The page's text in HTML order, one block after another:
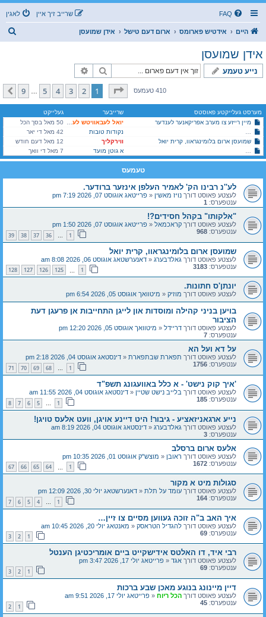
FAQ לאגין שרייב זיך איין
היים אידטיש פארומס ארום דעם טישל אידן שמועסן
אידן שמועסן
נייע טעמע זוך
410 טעמעס בלאט פון9
1
2
3
4
5
9
קומענדיגע
מערסט געלייקטע פאוסטס שרייבער
געלייקט
מיין רייזע צו מערב אפריקאנער לענדער
יואל לעבאוויטש לעיקוואד
50 מאל בסך הכל
לא עת לחשות! עס איז צייט צו לאזן הערן צעקת כלל ישראל!נקודות טובות
42 מאל די יאר
שמועסן ארום בלומינגראוו, קרית יואל
ווירקליך
12 מאל דעם חודש
בויען בניני קהילה ומוסדות און לייגן התחייבות אן פרעגן דעת הציבור
א גוטן מועד 7 מאל די וואך
טעמעס
לע''נ רבינו הק' לאמיר העלפן אינזער ברודער.
לעצטע פאוסט דורך נויז מאשין « פרייטאג אוגוסט 07, 2026 7:19 pm
ענטפערס: 1
"אלקותו" בקהל חסידים?!
לעצטע פאוסט דורך קראכמאל « פרייטאג אוגוסט 07, 2026 1:50 pm
ענטפערס: 968
1
…
36
37
38
39
שמועסן ארום בלומינגראוו, קרית יואל
לעצטע פאוסט דורך גאלדבערג « דאנערשטאג אוגוסט 06, 2026 8:08 am
ענטפערס: 3183
1
125
126
127
128
יונתן'ס חתונות.
לעצטע פאוסט דורך מוזיק « מיטוואך אוגוסט 05, 2026 6:54 pm
בויען בניני קהילה ומוסדות און לייגן התחייבות אן פרעגן דעת
הציבור
לעצטע פאוסט דורך דריידל « מיטוואך אוגוסט 05, 2026 12:20 pm
ענטפערס: 7
על דא ועל הא
לעצטע פאוסט דורך תפארת שבתפארת « דינסטאג אוגוסט 04, 2026 2:18 pm
ענטפערס: 1756
1
…
68
69
70
71
'איך קוק נישט' - א כלל באוועגונג תשפ"ד
לעצטע פאוסט דורך בלייב נישט שטיין « דינסטאג אוגוסט 04, 2026 11:55 am
ענטפערס: 185
1
…
5
6
7
8
נייע ארגאניזאציע - גיבור! היט דיינע אויגן, וועט אלעס טויגן!
לעצטע פאוסט דורך גאלדבערג « דינסטאג אוגוסט 04, 2026 8:19 am
ענטפערס: 3
אלעס ארום ברסלב
לעצטע פאוסט דורך ראובן « מוצש"ק אוגוסט 01, 2026 10:35 pm
ענטפערס: 1672
1
64
65
66
67
סגולות מיט א מקור
לעצטע פאוסט דורך עומד על תלת « דאנערשטאג יולי 30, 2026 12:09 pm
ענטפערס: 164
1
…
4
5
6
7
איך האב ב"ה זוכה געווען מסיים צו זיין…
לעצטע פאוסט דורך להגדיל הטראסק « מאנטאג יולי 20, 2026 10:45 am
ענטפערס: 69
1
2
3
רבי איד, דו האלטס אידישקייט ביים אומריכטיגן הענטל
לעצטע פאוסט דורך אגד « פרייטאג יולי 17, 2026 3:47 pm
ענטפערס: 69
1
2
3
דיין מיינונג בנוגע מאכן שבע ברכות
לעצטע פאוסט דורך הכל ריוח « פרייטאג יולי 17, 2026 9:51 am
ענטפערס: 45
1
2